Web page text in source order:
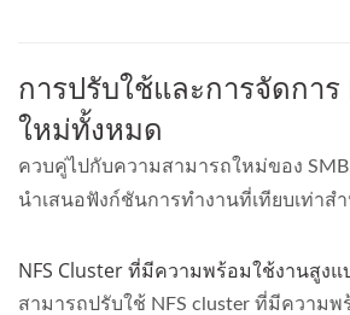
การปรับใช้และการจัดการ
ใหม่ทั้งหมด
ควบคู่ไปกับความสามารถใหม่ของ
นำเสนอฟังก์ชันการทำงานที่เทียบเท่าสำ
NFS Cluster ที่มีความพร้อมใช้งานสูงแ
สามารถปรับใช้ NFS cluster ที่มีความ